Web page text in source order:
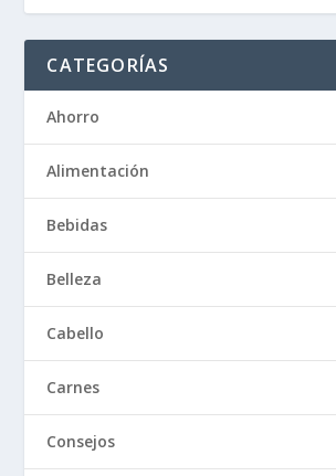
CATEGORÍAS
Ahorro
Alimentación
Bebidas
Belleza
Cabello
Carnes
Consejos